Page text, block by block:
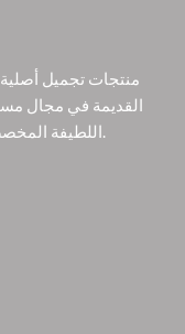
القديمة في مجال
اللطيفة المخصصة بالكامل للعناية بجمالك بأكثر الطرق طبيعية.